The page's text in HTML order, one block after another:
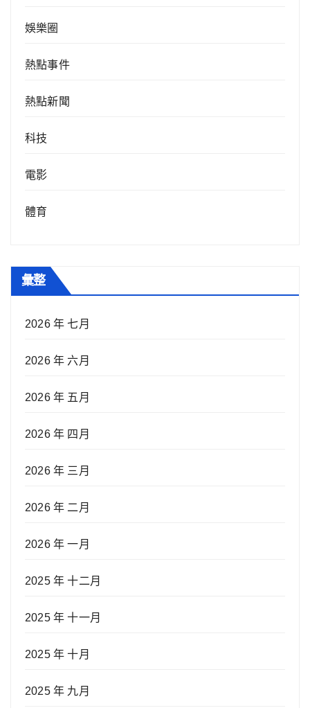
娛樂圈
熱點事件
熱點新聞
科技
電影
體育
彙整
2026 年 七月
2026 年 六月
2026 年 五月
2026 年 四月
2026 年 三月
2026 年 二月
2026 年 一月
2025 年 十二月
2025 年 十一月
2025 年 十月
2025 年 九月